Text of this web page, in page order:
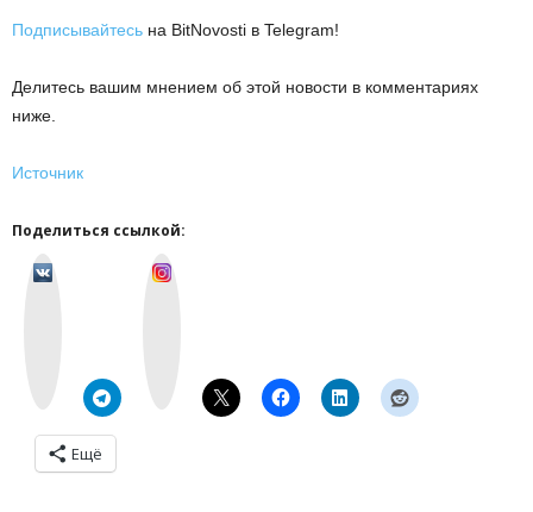
Подписывайтесь на BitNovosti в Telegram!
Делитесь вашим мнением об этой новости в комментариях
ниже.
Источник
Поделиться ссылкой:
Ещё